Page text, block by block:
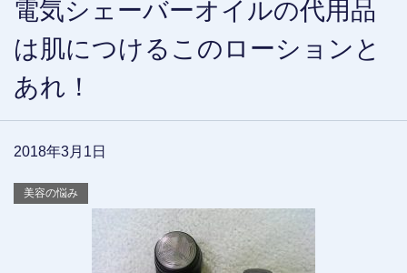
電気シェーバーオイルの代用品
は肌につけるこのローションと
あれ！
2018年3月1日
美容の悩み